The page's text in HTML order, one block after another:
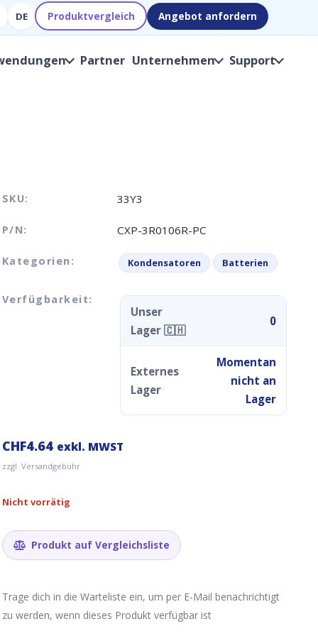
DE Produktvergleich Angebot anfordern
Partner Unternehmen Support
SKU: 33Y3
P/N: CXP-3R0106R-PC
Kategorien: Kondensatoren Batterien
Verfügbarkeit:
Unser
Lager 🇨🇭
0
Externes
Lager
Momentan
nicht an
Lager
CHF4.64 exkl. MWST
zzgl. Versandgebühr
Nicht vorrätig
Produkt auf Vergleichsliste
Trage dich in die Warteliste ein, um per E-Mail benachrichtigt
zu werden, wenn dieses Produkt verfügbar ist